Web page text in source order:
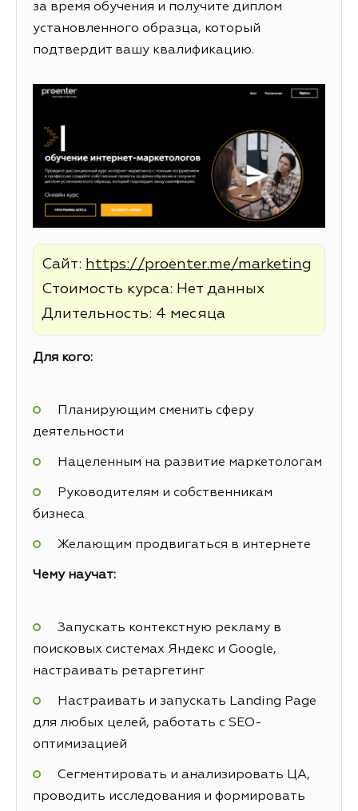
за время обучения и получите диплом
установленного образца, который
подтвердит вашу квалификацию.
Сайт: https://proenter.me/marketing
Стоимость курса: Нет данных
Длительность: 4 месяца
Для кого:
Планирующим сменить сферу
деятельности
Нацеленным на развитие маркетологам
Руководителям и собственникам
бизнеса
Желающим продвигаться в интернете
Чему научат:
Запускать контекстную рекламу в
поисковых системах Яндекс и Google,
настраивать ретаргетинг
Настраивать и запускать Landing Page
для любых целей, работать с SEO-
оптимизацией
Сегментировать и анализировать ЦА,
проводить исследования и формировать